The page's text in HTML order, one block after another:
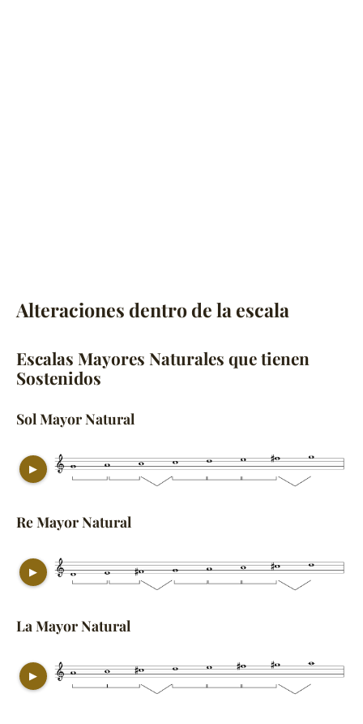
Alteraciones dentro de la escala
Escalas Mayores Naturales que tienen
Sostenidos
Sol Mayor Natural
▶
Re Mayor Natural
▶
La Mayor Natural
▶